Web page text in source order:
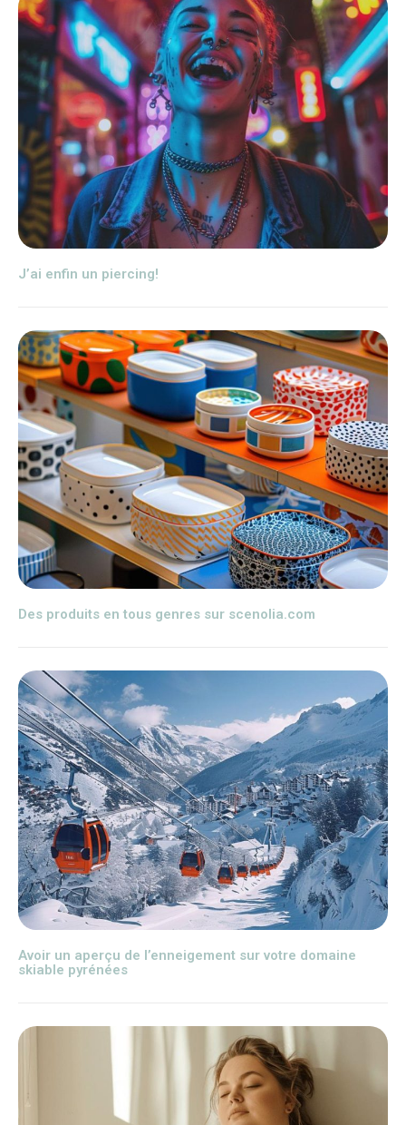
J’ai enfin un piercing!
Des produits en tous genres sur scenolia.com
Avoir un aperçu de l’enneigement sur votre domaine
skiable pyrénées